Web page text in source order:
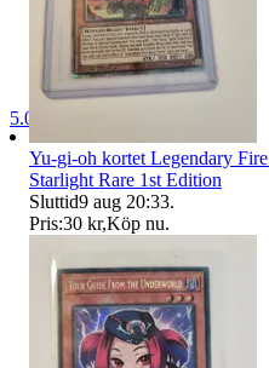
5.0
Yu-gi-oh kortet Legendary
Starlight Rare 1st Edition
Sluttid9 aug 20:33.
Pris:30 kr,Köp nu.